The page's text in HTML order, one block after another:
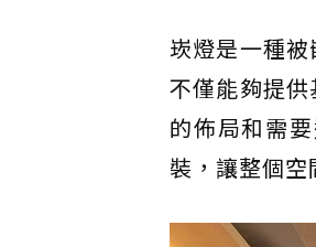
崁燈是一種
不僅能夠提
的佈局和需
裝，讓整個空